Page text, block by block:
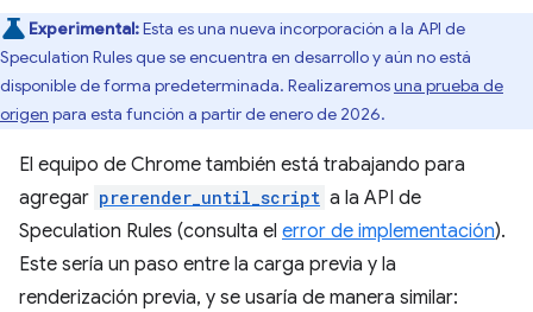
Experimental:Esta es una nueva incorporación a la API de
Speculation Rules que se encuentra en desarrollo y aún no está
disponible de forma predeterminada. Realizaremosuna prueba de
origen para esta función a partir de enero de 2026.
El equipo de Chrome también está trabajando para
agregar prerender_until_script a la API de
Speculation Rules (consulta el error de implementación).
Este sería un paso entre la carga previa y la
renderización previa, y se usaría de manera similar: